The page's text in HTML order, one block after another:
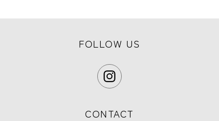
FOLLOW US
CONTACT